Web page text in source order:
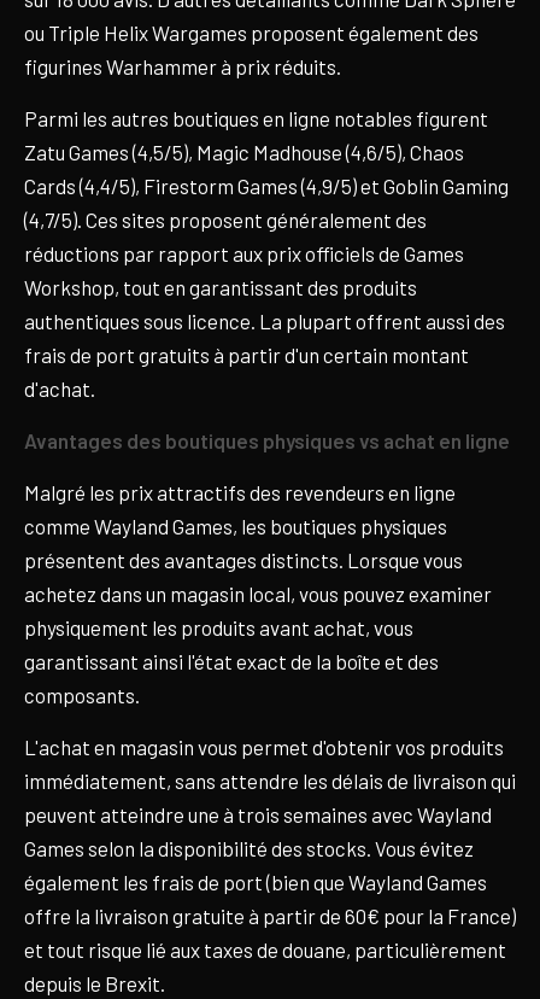
ou Triple Helix Wargames proposent également des
figurines Warhammer à prix réduits.
Parmi les autres boutiques en ligne notables figurent
Zatu Games (4,5/5), Magic Madhouse (4,6/5), Chaos
Cards (4,4/5), Firestorm Games (4,9/5) et Goblin Gaming
(4,7/5). Ces sites proposent généralement des
réductions par rapport aux prix officiels de Games
Workshop, tout en garantissant des produits
authentiques sous licence. La plupart offrent aussi des
frais de port gratuits à partir d'un certain montant
d'achat.
Avantages des boutiques physiques vs achat en ligne
Malgré les prix attractifs des revendeurs en ligne
comme Wayland Games, les boutiques physiques
présentent des avantages distincts. Lorsque vous
achetez dans un magasin local, vous pouvez examiner
physiquement les produits avant achat, vous
garantissant ainsi l'état exact de la boîte et des
composants.
L'achat en magasin vous permet d'obtenir vos produits
immédiatement, sans attendre les délais de livraison qui
peuvent atteindre une à trois semaines avec Wayland
Games selon la disponibilité des stocks. Vous évitez
également les frais de port (bien que Wayland Games
offre la livraison gratuite à partir de 60€ pour la France)
et tout risque lié aux taxes de douane, particulièrement
depuis le Brexit.